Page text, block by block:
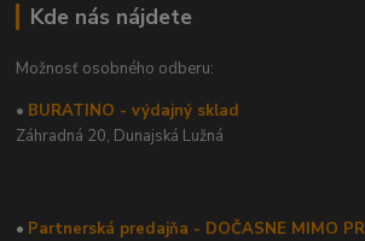
Kde nás nájdete
Možnosť osobného odberu:
• BURATINO - výdajný sklad
Záhradná 20, Dunajská Lužná
• Partnerská predajňa - DOČASNE MIMO